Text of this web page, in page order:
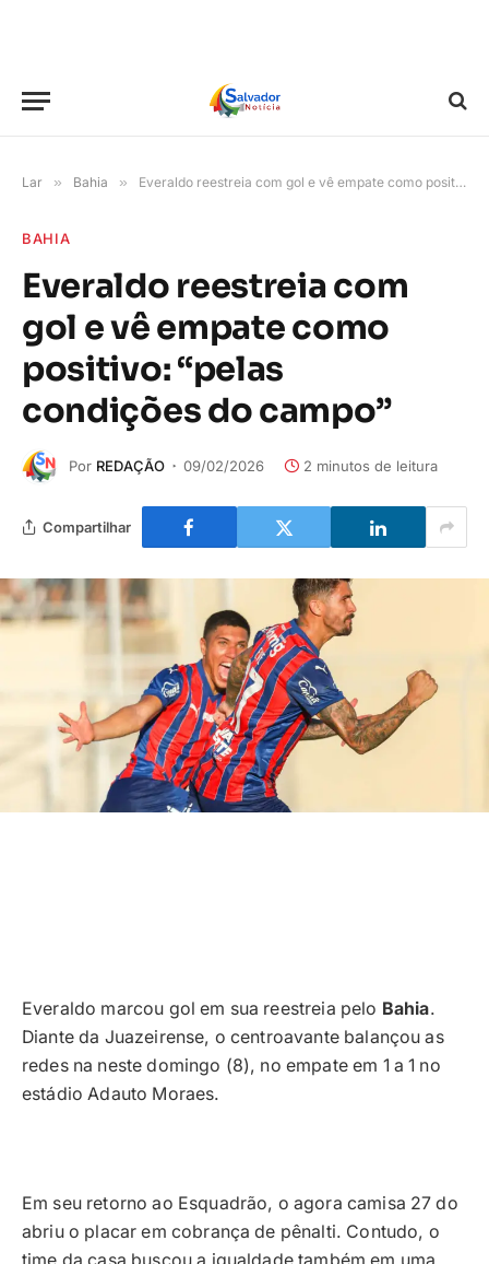
Lar » Bahia » Everaldo reestreia com gol e vê empate como positivo: “pelas condições do campo”
BAHIA
Everaldo reestreia com
gol e vê empate como
positivo: “pelas
condições do campo”
Por REDAÇÃO 09/02/2026 2 minutos de leitura
Compartilhar
Everaldo marcou gol em sua reestreia pelo Bahia.
Diante da Juazeirense, o centroavante balançou as
redes na neste domingo (8), no empate em 1 a 1 no
estádio Adauto Moraes.
Em seu retorno ao Esquadrão, o agora camisa 27 do
abriu o placar em cobrança de pênalti. Contudo, o
time da casa buscou a igualdade também em uma